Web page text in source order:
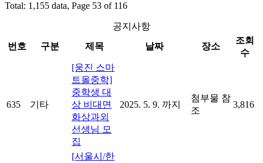
Total: 1,155 data, Page 53 of 116
공지사항
번호
구분 제목 날짜 장소
조회
수
635 기타
[웅진 스마
트올중학]
중학생 대
상 비대면
화상과외
선생님 모
집
2025. 5. 9. 까지
첨부물 참
조
3,816
[서울시/한